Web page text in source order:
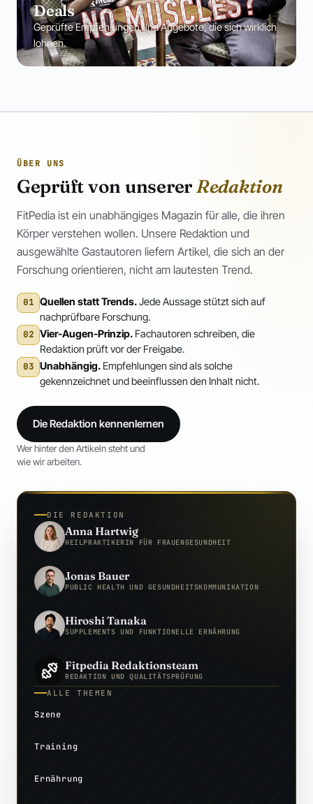
Deals
Geprüfte Empfehlungen und Angebote, die sich wirklich
lohnen.
ÜBER UNS
Geprüft von unsererRedaktion
FitPedia ist ein unabhängiges Magazin für alle, die ihren
Körper verstehen wollen. Unsere Redaktion und
ausgewählte Gastautoren liefern Artikel, die sich an der
Forschung orientieren, nicht am lautesten Trend.
01 Quellen statt Trends.Jede Aussage stützt sich auf
nachprüfbare Forschung.
02 Vier-Augen-Prinzip. Fachautoren schreiben, die
Redaktion prüft vor der Freigabe.
03 Unabhängig. Empfehlungen sind als solche
gekennzeichnet und beeinflussen den Inhalt nicht.
Die Redaktion kennenlernen
Wer hinter den Artikeln steht und
wie wir arbeiten.
DIE REDAKTION
Anna Hartwig
HEILPRAKTIKERIN FÜR FRAUENGESUNDHEIT
Jonas Bauer
PUBLIC HEALTH UND GESUNDHEITSKOMMUNIKATION
Hiroshi Tanaka
SUPPLEMENTS UND FUNKTIONELLE ERNÄHRUNG
Fitpedia Redaktionsteam
REDAKTION UND QUALITÄTSPRÜFUNG
ALLE THEMEN
Szene
Training
Ernährung